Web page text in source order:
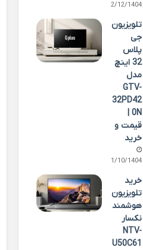
02/12/1404
تلویزیون
جی
پلاس
32 اینچ
مدل
GTV-
32PD42
0N |
قیمت و
خرید
01/10/1404
خرید
تلویزیون
هوشمند
نکسار
NTV-
U50C61